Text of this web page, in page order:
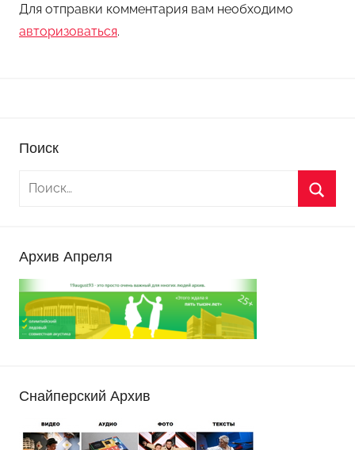
Для отправки комментария вам необходимо
авторизоваться.
Поиск
Архив Апреля
Снайперский Архив